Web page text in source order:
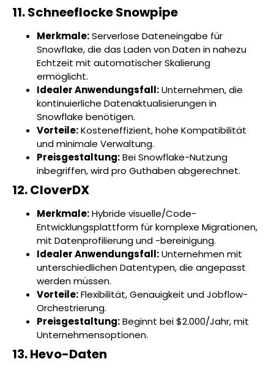
11. Schneeflocke Snowpipe
Merkmale:Serverlose Dateneingabe für
Snowflake, die das Laden von Daten in nahezu
Echtzeit mit automatischer Skalierung
ermöglicht.
Idealer Anwendungsfall:Unternehmen, die
kontinuierliche Datenaktualisierungen in
Snowflake benötigen.
Vorteile:Kosteneffizient, hohe Kompatibilität
und minimale Verwaltung.
Preisgestaltung:Bei Snowflake-Nutzung
inbegriffen, wird pro Guthaben abgerechnet.
12. CloverDX
Merkmale:Hybride visuelle/Code-
Entwicklungsplattform für komplexe Migrationen,
mit Datenprofilierung und -bereinigung.
Idealer Anwendungsfall:Unternehmen mit
unterschiedlichen Datentypen, die angepasst
werden müssen.
Vorteile:Flexibilität, Genauigkeit und Jobflow-
Orchestrierung.
Preisgestaltung:Beginnt bei $2.000/Jahr, mit
Unternehmensoptionen.
13. Hevo-Daten